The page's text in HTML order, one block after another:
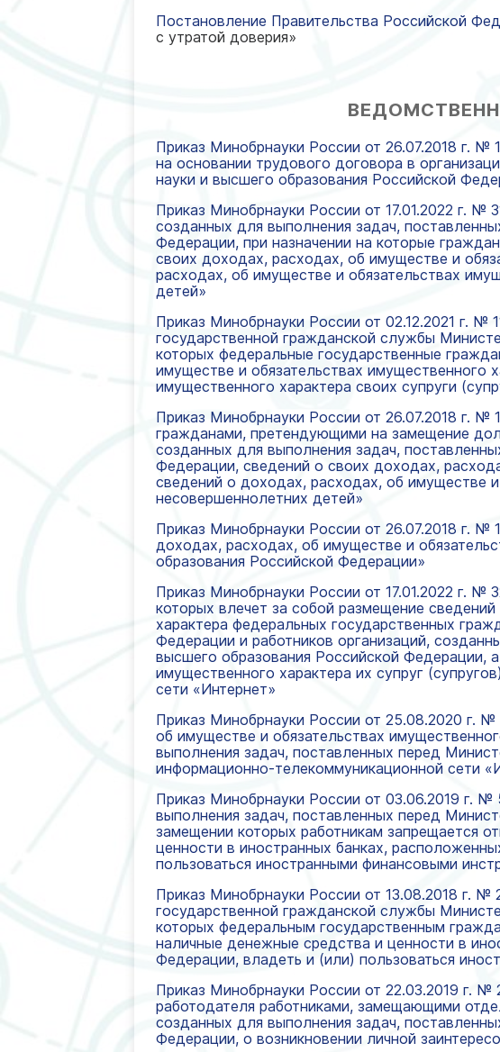
Постановление Правительства Российской
с утратой доверия»
Приказ Минобрнауки России от 26.07.2018 г.
на основании трудового договора в
науки и высшего образования Российской
Приказ Минобрнауки России от 17.01.2022 г. №
созданных для выполнения задач,
Федерации, при назначении на которые
своих доходах, расходах, об имуществе и
расходах, об имуществе и обязательствах
детей»
Приказ Минобрнауки России от 02.12.2021 г.
государственной гражданской службы
которых федеральные государственные
имуществе и обязательствах имущественного
имущественного характера своих супруги
Приказ Минобрнауки России от 26.07.2018 г. №
гражданами, претендующими на замещение
созданных для выполнения задач,
Федерации, сведений о своих доходах,
сведений о доходах, расходах, об имуществе
несовершеннолетних детей»
Приказ Минобрнауки России от 26.07.2018 г. №
доходах, расходах, об имуществе и
образования Российской Федерации»
Приказ Минобрнауки России от 17.01.2022 г.
которых влечет за собой размещение
характера федеральных государственных
Федерации и работников организаций,
высшего образования Российской Федерации,
имущественного характера их супруг
сети «Интернет»
Приказ Минобрнауки России от 25.08.2020 г.
об имуществе и обязательствах
выполнения задач, поставленных перед
информационно-телекоммуникационной сети
Приказ Минобрнауки России от 03.06.2019 г.
выполнения задач, поставленных перед
замещении которых работникам запрещается
ценности в иностранных банках,
пользоваться иностранными финансовыми
Приказ Минобрнауки России от 13.08.2018 г.
государственной гражданской службы
которых федеральным государственным
наличные денежные средства и ценности в
Федерации, владеть и (или) пользоваться
Приказ Минобрнауки России от 22.03.2019 г.
работодателя работниками, замещающими
созданных для выполнения задач,
Федерации, о возникновении личной